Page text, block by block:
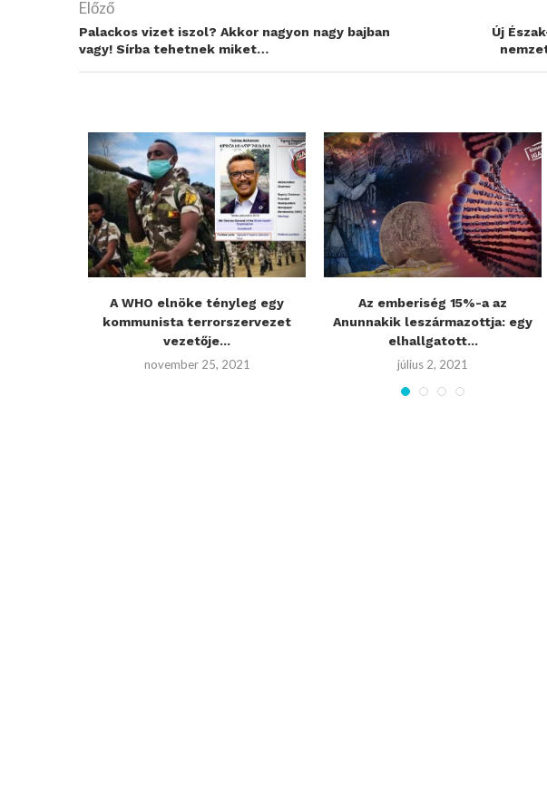
Előző
Palackos vizet iszol? Akkor nagyon nagy bajban
vagy! Sírba tehetnek miket…
Új
A WHO elnöke tényleg egy
kommunista terrorszervezet
vezetője...
november 25, 2021
Az emberiség 15%-a az
Anunnakik leszármazottja: egy
elhallgatott...
július 2, 2021